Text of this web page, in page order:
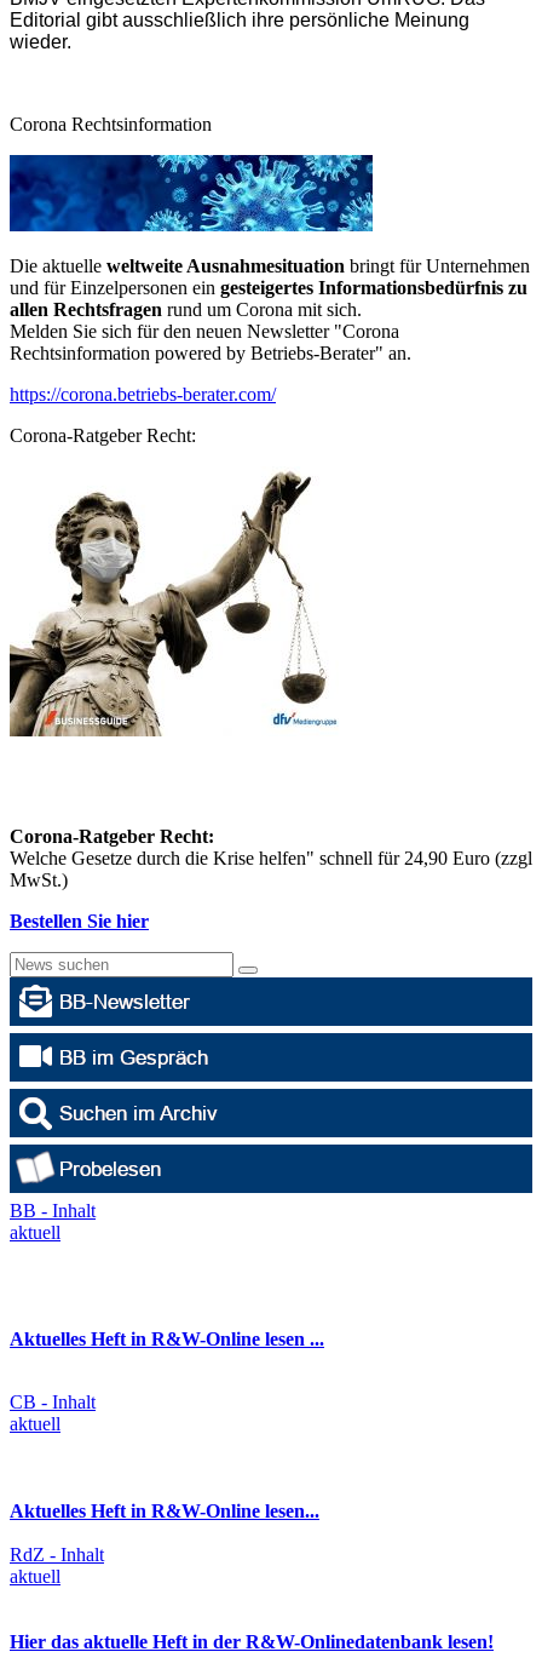
Editorial gibt ausschließlich ihre persönliche Meinung
wieder.
Corona Rechtsinformation
Die aktuelle weltweite Ausnahmesituation bringt für Unternehmen
und für Einzelpersonen ein gesteigertes Informationsbedürfnis zu
allen Rechtsfragen rund um Corona mit sich.
Melden Sie sich für den neuen Newsletter "Corona
Rechtsinformation powered by Betriebs-Berater" an.
https://corona.betriebs-berater.com/
Corona-Ratgeber Recht:
Corona-Ratgeber Recht:
Welche Gesetze durch die Krise helfen" schnell für 24,90 Euro (zzgl
MwSt.)
Bestellen Sie hier
BB - Inhalt
aktuell
Aktuelles Heft in R&W-Online lesen ...
CB - Inhalt
aktuell
Aktuelles Heft in R&W-Online lesen...
RdZ - Inhalt
aktuell
Hier das aktuelle Heft in der R&W-Onlinedatenbank lesen!